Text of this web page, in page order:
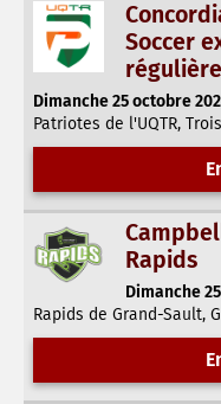
Soccer
régulière
Dimanche 25 octobre
Patriotes de l'UQTR,
Rapids
Dimanche
Rapids de Grand-Sault,